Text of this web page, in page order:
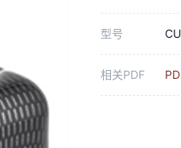
型号
相关PDF